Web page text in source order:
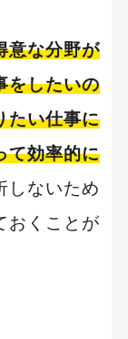
意な分野が
をしたいの
たい仕事に
て効率的に
しないため
おくことが